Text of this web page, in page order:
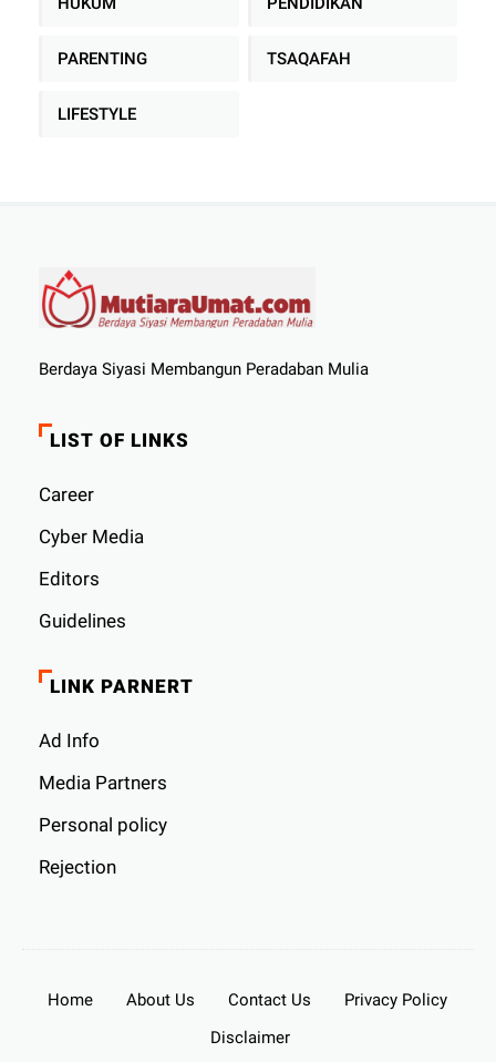
PARENTING TSAQAFAH
LIFESTYLE
Berdaya Siyasi Membangun Peradaban Mulia
LIST OF LINKS
Career
Cyber ​​Media
Editors
Guidelines
LINK PARNERT
Ad Info
Media Partners
Personal policy
Rejection
Home About Us Contact Us
Privacy Policy
Disclaimer